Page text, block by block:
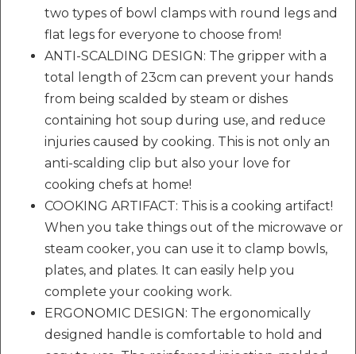
two types of bowl clamps with round legs and
flat legs for everyone to choose from!
ANTI-SCALDING DESIGN: The gripper with a
total length of 23cm can prevent your hands
from being scalded by steam or dishes
containing hot soup during use, and reduce
injuries caused by cooking. This is not only an
anti-scalding clip but also your love for
cooking chefs at home!
COOKING ARTIFACT: This is a cooking artifact!
When you take things out of the microwave or
steam cooker, you can use it to clamp bowls,
plates, and plates. It can easily help you
complete your cooking work.
ERGONOMIC DESIGN: The ergonomically
designed handle is comfortable to hold and